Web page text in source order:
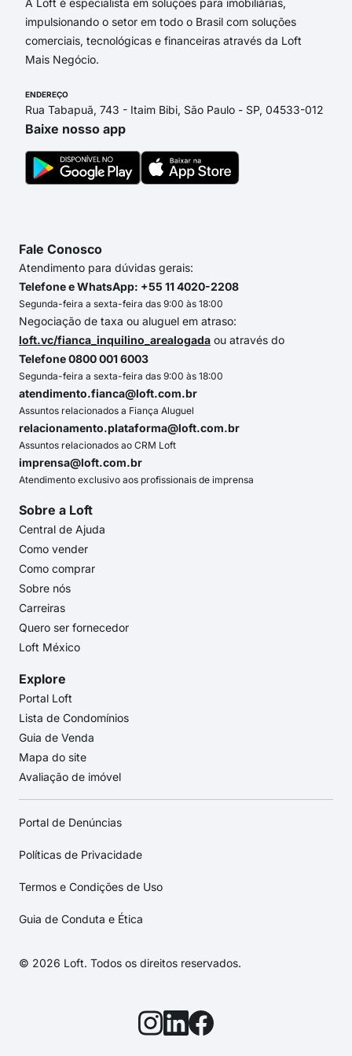
A Loft é especialista em soluções para imobiliárias,
impulsionando o setor em todo o Brasil com soluções
comerciais, tecnológicas e financeiras através da Loft
Mais Negócio.
ENDEREÇO
Rua Tabapuã, 743 - Itaim Bibi, São Paulo - SP, 04533-012
Baixe nosso app
Fale Conosco
Atendimento para dúvidas gerais:
Telefone e WhatsApp: +55 11 4020-2208
Segunda-feira a sexta-feira das 9:00 às 18:00
Negociação de taxa ou aluguel em atraso:
loft.vc/fianca_inquilino_arealogada ou através do
Telefone 0800 001 6003
Segunda-feira a sexta-feira das 9:00 às 18:00
atendimento.fianca@loft.com.br
Assuntos relacionados a Fiança Aluguel
relacionamento.plataforma@loft.com.br
Assuntos relacionados ao CRM Loft
imprensa@loft.com.br
Atendimento exclusivo aos profissionais de imprensa
Sobre a Loft
Central de Ajuda
Como vender
Como comprar
Sobre nós
Carreiras
Quero ser fornecedor
Loft México
Explore
Portal Loft
Lista de Condomínios
Guia de Venda
Mapa do site
Avaliação de imóvel
Portal de Denúncias
Políticas de Privacidade
Termos e Condições de Uso
Guia de Conduta e Ética
© 2026 Loft. Todos os direitos reservados.